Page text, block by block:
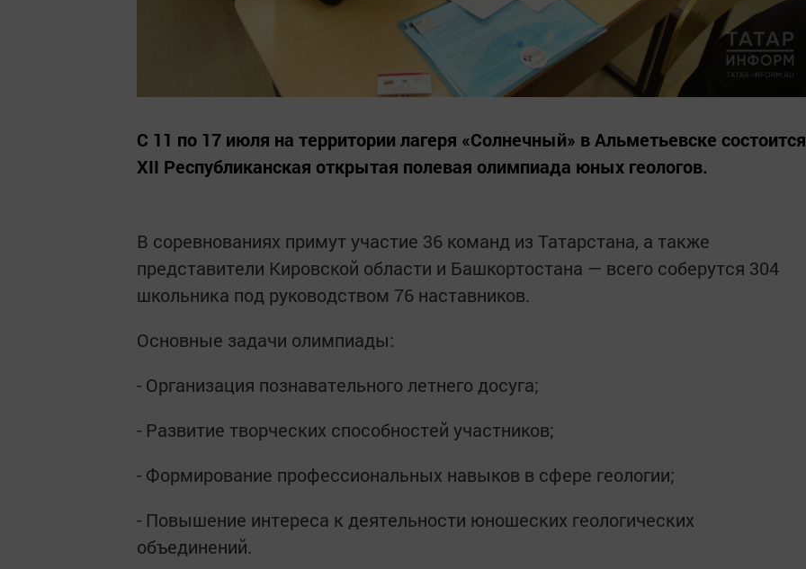
С 11 по 17 июля на территории лагеря «Солнечный» в Альметьевске состоится
XII Республиканская открытая полевая олимпиада юных геологов.
В соревнованиях примут участие 36 команд из Татарстана, а также
представители Кировской области и Башкортостана — всего соберутся 304
школьника под руководством 76 наставников.
Основные задачи олимпиады:
- Организация познавательного летнего досуга;
- Развитие творческих способностей участников;
- Формирование профессиональных навыков в сфере геологии;
- Повышение интереса к деятельности юношеских геологических
объединений.